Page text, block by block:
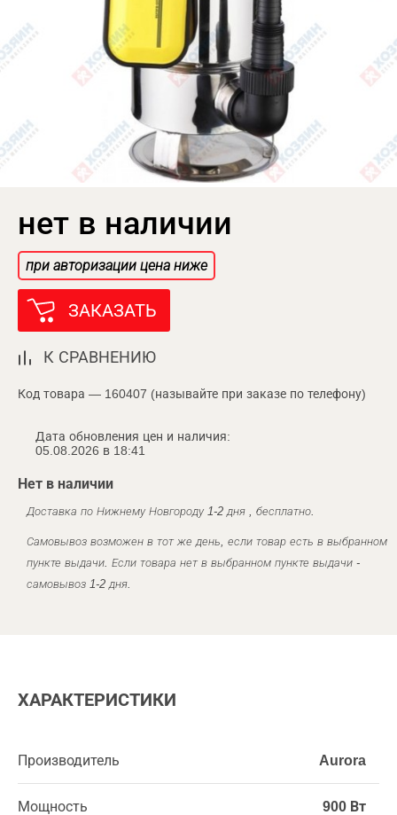
нет в наличии
при авторизации цена ниже
ЗАКАЗАТЬ
К СРАВНЕНИЮ
Код товара — 160407 (называйте при заказе по телефону)
Дата обновления цен и наличия:
05.08.2026 в 18:41
Нет в наличии
Доставка по Нижнему Новгороду 1-2 дня , бесплатно.
Самовывоз возможен в тот же день, если товар есть в выбранном
пункте выдачи. Если товара нет в выбранном пункте выдачи -
самовывоз 1-2 дня.
ХАРАКТЕРИСТИКИ
Производитель Aurora
Мощность 900 Вт